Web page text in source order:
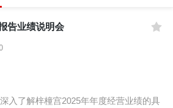
告业绩说明会
入了解梓橦宫2025年年度经营业绩的具